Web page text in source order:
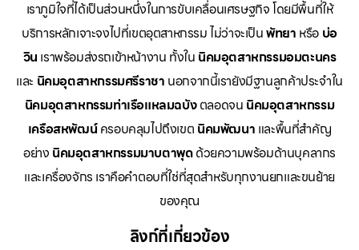
เราภูมิใจที่ได้เป็นส่วนหนึ่งในการขับเคลื่อนเศรษฐกิจ โดยมีพื้นที่ให้
บริการหลักเจาะจงไปที่เขตอุตสาหกรรม ไม่ว่าจะเป็นพัทยา หรือ บ่อ
วิน เราพร้อมส่งรถเข้าหน้างาน ทั้งใน นิคมอุตสาหกรรมอมตะนคร
และ นิคมอุตสาหกรรมศรีราชา นอกจากนี้เรายังมีฐานลูกค้าประจำใน
นิคมอุตสาหกรรมท่าเรือแหลมฉบังตลอดจน นิคมอุตสาหกรรม
เครือสหพัฒน์ครอบคลุมไปถึงเขต นิคมพัฒนา และพื้นที่สำคัญ
อย่าง นิคมอุตสาหกรรมมาบตาพุดด้วยความพร้อมด้านบุคลากร
และเครื่องจักร เราคือคำตอบที่ใช่ที่สุดสำหรับทุกงานยกและขนย้าย
ของคุณ
ลิงก์ที่เกี่ยวข้อง